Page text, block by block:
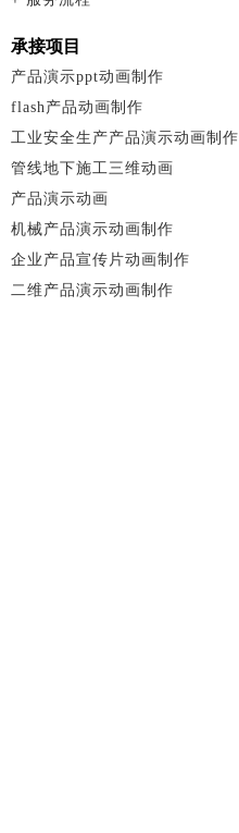
承接项目
产品演示ppt动画制作
flash产品动画制作
工业安全生产产品演示动画制作
管线地下施工三维动画
产品演示动画
机械产品演示动画制作
企业产品宣传片动画制作
二维产品演示动画制作